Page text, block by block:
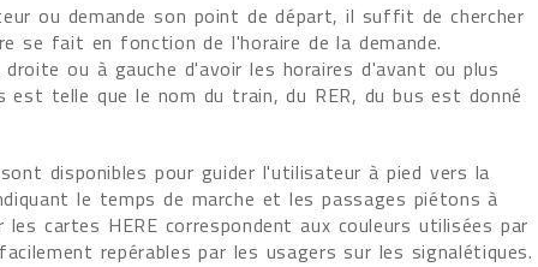
ou demande son point de départ, il suffit de chercher
se fait en fonction de l'horaire de la demande.
ou à gauche d'avoir les horaires d'avant ou plus
est telle que le nom du train, du RER, du bus est donné
disponibles pour guider l'utilisateur à pied vers la
le temps de marche et les passages piétons à
cartes HERE correspondent aux couleurs utilisées par
repérables par les usagers sur les signalétiques.